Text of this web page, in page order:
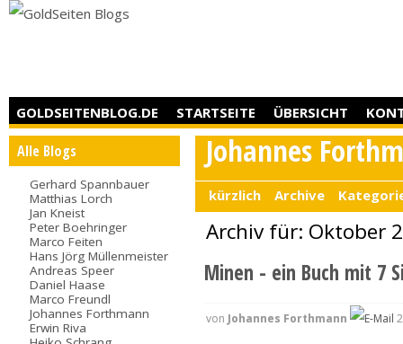
GOLDSEITENBLOG.DE STARTSEITE ÜBERSICHT
Alle Blogs
Gerhard Spannbauer
Matthias Lorch
Jan Kneist
Peter Boehringer
Marco Feiten
Hans Jörg Müllenmeister
Andreas Speer
Daniel Haase
Marco Freundl
Johannes Forthmann
Erwin Riva
Johannes
kürzlich Archive
Archiv für: Oktober
Minen - ein Buch mit 7
von Johannes Forthmann